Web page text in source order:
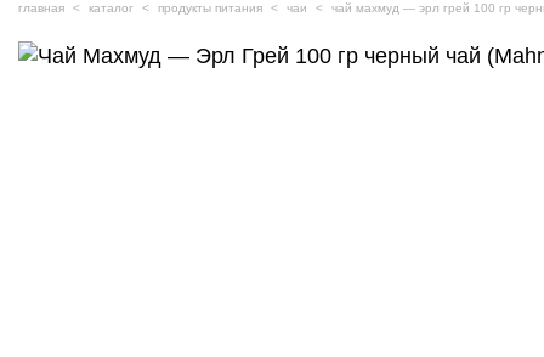
главная каталог продукты питания чаи чай махмуд — эрл грей 100 гр